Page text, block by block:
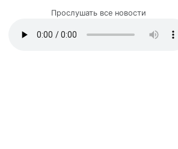
Прослушать все новости